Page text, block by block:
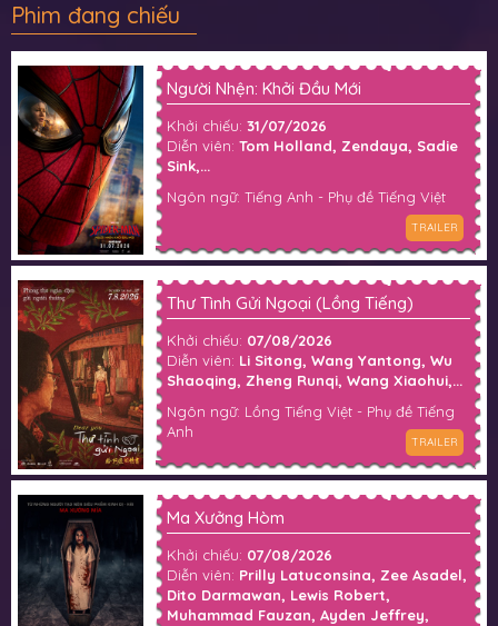
Phim đang chiếu
Người Nhện: Khởi Đầu Mới
Khởi chiếu: 31/07/2026
Diễn viên: Tom Holland, Zendaya, Sadie
Sink,...
Ngôn ngữ: Tiếng Anh - Phụ đề Tiếng Việt
TRAILER
Thư Tình Gửi Ngoại (Lồng Tiếng)
Khởi chiếu: 07/08/2026
Diễn viên: Li Sitong, Wang Yantong, Wu
Shaoqing, Zheng Runqi, Wang Xiaohui,...
Ngôn ngữ: Lồng Tiếng Việt - Phụ đề Tiếng
Anh
TRAILER
Ma Xưởng Hòm
Khởi chiếu: 07/08/2026
Diễn viên: Prilly Latuconsina, Zee Asadel,
Dito Darmawan, Lewis Robert,
Muhammad Fauzan, Ayden Jeffrey,